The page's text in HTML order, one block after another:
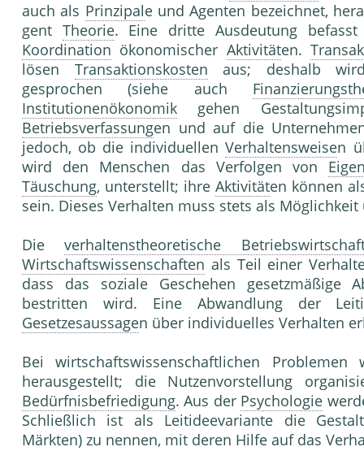
auch als Prinzipale und Agenten bezeichnet,
gent Theorie. Eine dritte Ausdeutung
Koordination ökonomischer Aktivitäten.
lösen Transaktionskosten aus; deshalb
gesprochen (siehe auch
Institutionenökonomik gehen
Betriebsverfassungen und auf die
jedoch, ob die individuellenVerhaltensweisen
wird den Menschen das Verfolgen von
Täuschung, unterstellt; ihre Aktivitäten können
sein. Dieses Verhalten muss stets als
Dieverhaltenstheoretische
Wirtschaftswissenschaften als Teil einer
dass das soziale Geschehen gesetzmäßige
bestritten wird. Eine Abwandlung der
Gesetzesaussagen über individuelles Verhalten
Bei wirtschaftswissenschaftlichen
herausgestellt; die Nutzenvorstellung
Bedürfnisbefriedigung. Aus der Psychologie
Schließlich ist als Leitideevariante die
Märkten) zu nennen, mit deren Hilfe auf das